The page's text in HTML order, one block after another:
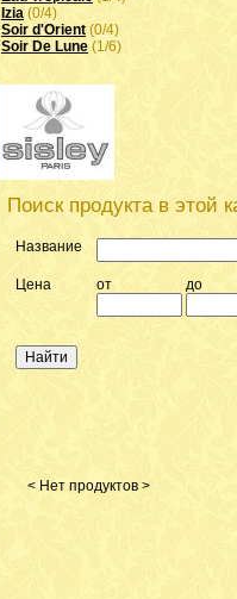
Izia (0/4)
Soir d'Оrient (0/4)
Soir De Lune (1/6)
Поиск продукта в этой
Название
Цена от до
< Нет продуктов >